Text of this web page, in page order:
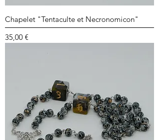
Chapelet "Tentaculte et Necronomicon"
Prix
35,00 €